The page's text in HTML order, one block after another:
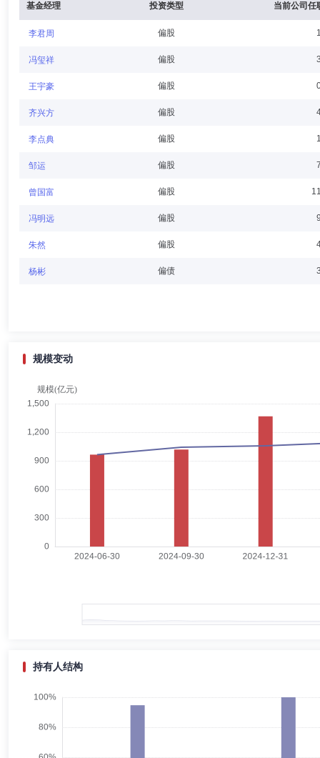
陈建瑜 学历：博士
陈建瑜先生：名古屋大学经济学博士。现任中国人民大学金融信息中心
学历：博士
谭劲松先生：中国人民大学管理学博士(会计学)。现任中山大学管理学
陈蓉 学历：硕士
余源志先生：中国政法大学法学硕士。现任信达澳亚基金管理有限公司
司任职。
限公司固定收益部副总监；2013年8月至2014年4月,任鑫元基金管理有
于鹏先生：副总经理，中国人民大学经济学学士。具有证券与基金从
宋加旺先生：天津大学技术经济及管理硕士研究生；天津大学技术经
基金经理 投资类型 当前公司任
李君周 偏股
冯玺祥 偏股
王宇豪 偏股
齐兴方 偏股
李点典 偏股
邹运 偏股
曾国富 偏股
冯明远 偏股
朱然 偏股
杨彬 偏债
规模变动
持有人结构